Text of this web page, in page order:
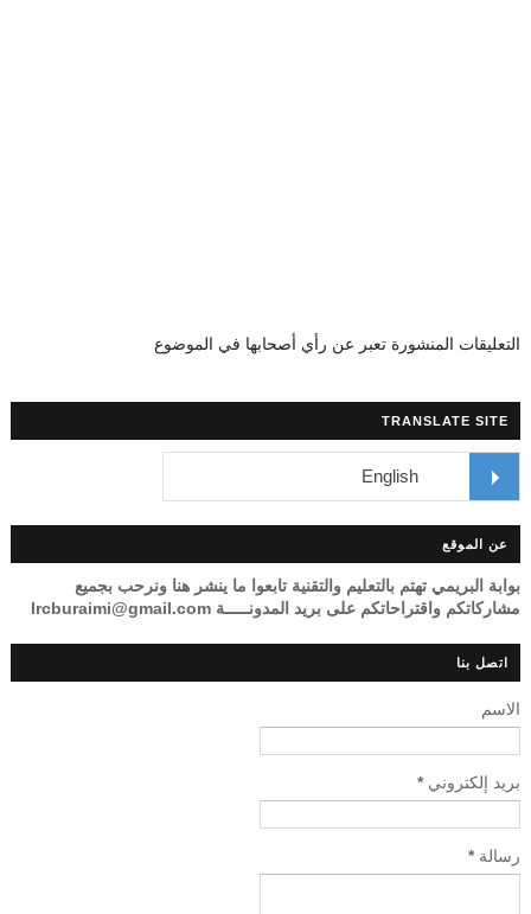
التعليقات المنشورة تعبر عن رأي أصحابها في الموضوع
TRANSLATE SITE
عن الموقع
بوابة البريمي تهتم بالتعليم والتقنية تابعوا ما ينشر هنا ونرحب بجميع
مشاركاتكم واقتراحاتكم على بريد المدونـــــة lrcburaimi@gmail.com
اتصل بنا
الاسم
بريد إلكتروني*
رسالة*